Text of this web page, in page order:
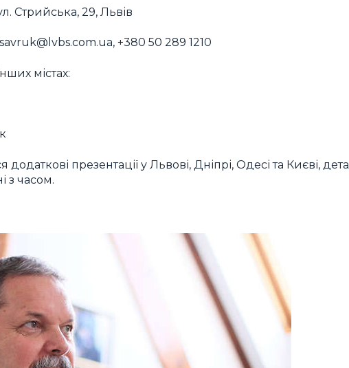
Стрийська, 29, Львів
, +380 50 289 1210
містах:
презентації у Львові, Дніпрі, Одесі та Києві,
з часом.